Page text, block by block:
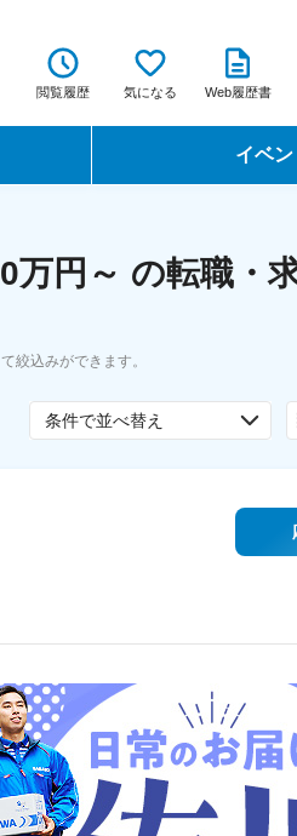
閲覧履歴 気になる Web履歴書
イベン
転職フェア
万円～ の転職・
絞込みができます。
条件で並べ替え